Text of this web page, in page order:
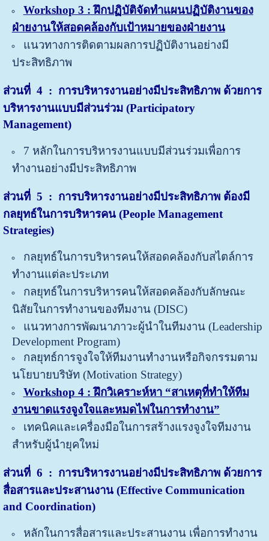
Workshop 3 :ฝึกปฏิบัติจัดทำแผนปฏิบัติงานของ
ฝ่ายงานให้สอดคล้องกับเป้าหมายของฝ่ายงาน
แนวทางการติดตามผลการปฏิบัติงานอย่างมี
ประสิทธิภาพ
ส่วนที่ 4 : การบริหารงานอย่างมีประสิทธิภาพ ด้วยการ
บริหารงานแบบมีส่วนร่วม (Participatory
Management)
7 หลักในการบริหารงานแบบมีส่วนร่วมเพื่อการ
ทำงานอย่างมีประสิทธิภาพ
ส่วนที่ 5 : การบริหารงานอย่างมีประสิทธิภาพ ต้องมี
กลยุทธ์ในการบริหารคน (People Management
Strategies)
กลยุทธ์ในการบริหารคนให้สอดคล้องกับสไตล์การ
ทำงานแต่ละประเภท
กลยุทธ์ในการบริหารคนให้สอดคล้องกับลักษณะ
นิสัยในการทำงานของทีมงาน (DISC)
แนวทางการพัฒนาภาวะผู้นำในทีมงาน (Leadership
Development Program)
กลยุทธ์การจูงใจให้ทีมงานทำงานหรือกิจกรรมตาม
นโยบายบริษัท (Motivation Strategy)
Workshop 4 : ฝึกวิเคราะห์หา “สาเหตุที่ทำให้ทีม
งานขาดแรงจูงใจและหมดไฟในการทำงาน”
เทคนิคและเครื่องมือในการสร้างแรงจูงใจทีมงาน
สำหรับผู้นำยุคใหม่
ส่วนที่ 6 : การบริหารงานอย่างมีประสิทธิภาพ ด้วยการ
สื่อสารและประสานงาน (Effective Communication
and Coordination)
หลักในการสื่อสารและประสานงาน เพื่อการทำงาน